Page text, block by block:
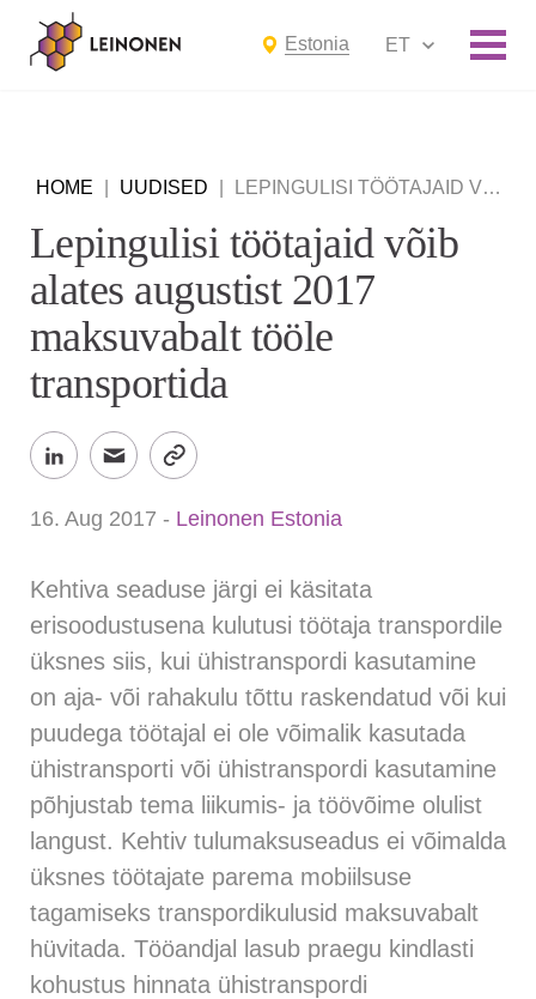
Estonia ET
HOME UUDISED LEPINGULISI TÖÖTAJAID VÕIB ALATES AUGUSTIST 2017 MAKSUVABALT TÖÖLE TRANSPORTIDA
Lepingulisi töötajaid võib
alates augustist 2017
maksuvabalt tööle
transportida
16. Aug 2017 - Leinonen Estonia
Kehtiva seaduse järgi ei käsitata
erisoodustusena kulutusi töötaja transpordile
üksnes siis, kui ühistranspordi kasutamine
on aja- või rahakulu tõttu raskendatud või kui
puudega töötajal ei ole võimalik kasutada
ühistransporti või ühistranspordi kasutamine
põhjustab tema liikumis- ja töövõime olulist
langust. Kehtiv tulumaksuseadus ei võimalda
üksnes töötajate parema mobiilsuse
tagamiseks transpordikulusid maksuvabalt
hüvitada. Tööandjal lasub praegu kindlasti
kohustus hinnata ühistranspordi